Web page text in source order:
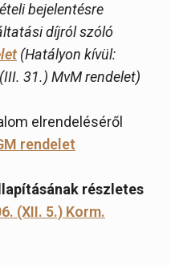
bejelentésre
díjról szóló
(Hatályon kívül:
31.) MvM rendelet)
elrendeléséről
rendelet
részletes
(XII. 5.) Korm.